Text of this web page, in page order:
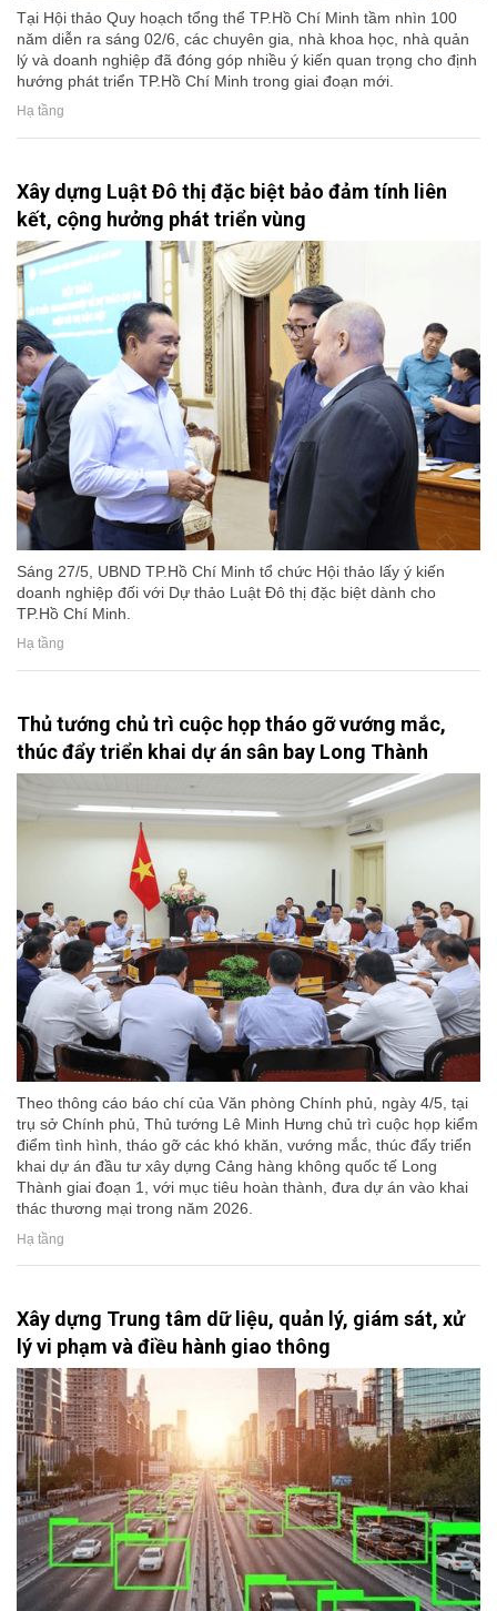
Tại Hội thảo Quy hoạch tổng thể TP.Hồ Chí Minh tầm nhìn 100
năm diễn ra sáng 02/6, các chuyên gia, nhà khoa học, nhà quản
lý và doanh nghiệp đã đóng góp nhiều ý kiến quan trọng cho định
hướng phát triển TP.Hồ Chí Minh trong giai đoạn mới.
Hạ tầng
Xây dựng Luật Đô thị đặc biệt bảo đảm tính liên
kết, cộng hưởng phát triển vùng
Sáng 27/5, UBND TP.Hồ Chí Minh tổ chức Hội thảo lấy ý kiến
doanh nghiệp đối với Dự thảo Luật Đô thị đặc biệt dành cho
TP.Hồ Chí Minh.
Hạ tầng
Thủ tướng chủ trì cuộc họp tháo gỡ vướng mắc,
thúc đẩy triển khai dự án sân bay Long Thành
Theo thông cáo báo chí của Văn phòng Chính phủ, ngày 4/5, tại
trụ sở Chính phủ, Thủ tướng Lê Minh Hưng chủ trì cuộc họp kiểm
điểm tình hình, tháo gỡ các khó khăn, vướng mắc, thúc đẩy triển
khai dự án đầu tư xây dựng Cảng hàng không quốc tế Long
Thành giai đoạn 1, với mục tiêu hoàn thành, đưa dự án vào khai
thác thương mại trong năm 2026.
Hạ tầng
Xây dựng Trung tâm dữ liệu, quản lý, giám sát, xử
lý vi phạm và điều hành giao thông